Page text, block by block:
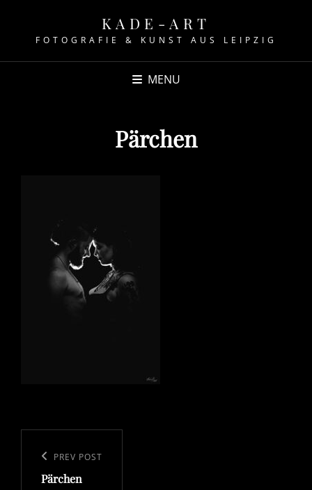
KADE-ART
FOTOGRAFIE & KUNST AUS LEIPZIG
MENU
Pärchen
Previous
Post
PREV POST
Pärchen